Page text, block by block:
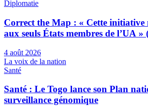
Diplomatie
Correct the Map : « Cette initiative
aux seuls États membres de l’UA »
4 août 2026
La voix de la nation
Santé
Santé : Le Togo lance son Plan
surveillance génomique